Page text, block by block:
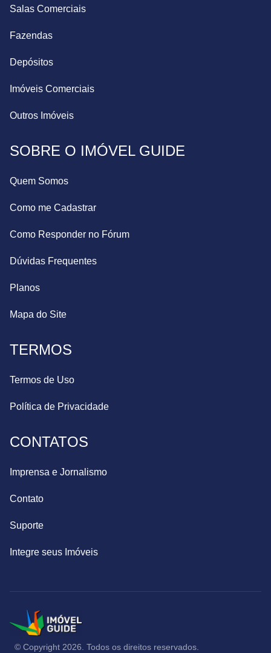
Salas Comerciais
Fazendas
Depósitos
Imóveis Comerciais
Outros Imóveis
SOBRE O IMÓVEL GUIDE
Quem Somos
Como me Cadastrar
Como Responder no Fórum
Dúvidas Frequentes
Planos
Mapa do Site
TERMOS
Termos de Uso
Política de Privacidade
CONTATOS
Imprensa e Jornalismo
Contato
Suporte
Integre seus Imóveis
© Copyright 2026. Todos os direitos reservados.